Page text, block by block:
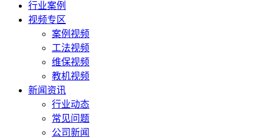
行业案例
视频专区
案例视频
工法视频
维保视频
教机视频
新闻资讯
行业动态
常见问题
公司新闻